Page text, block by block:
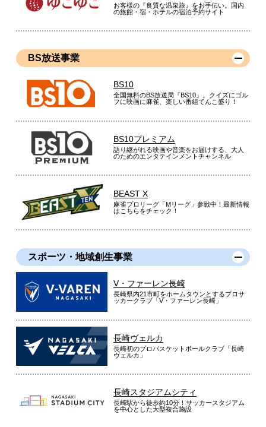
お客様の『良質な温泉旅』をお手伝い。国内
の旅館・宿・ホテルの宿泊予約サイト
BS放送事業
BS10
全国無料のBS放送局『BS10』。クイズにゴル
フに映画に麻雀、楽しい番組てんこ盛り！
BS10プレミアム
語り継がれる映画や音楽をお届けする、大人
のためのエンタテインメントチャンネル
BEAST X
麻雀プロリーグ「Mリーグ」参戦中！最新情報
はこちらをチェック！
スポーツ・地域創生事業
V・ファーレン長崎
長崎県内21市町をホームタウンとするプロサ
ッカークラブ「V・ファーレン長崎」
長崎ヴェルカ
長崎初のプロバスケットボールクラブ「長崎
ヴェルカ」
長崎スタジアムシティ
長崎駅から徒歩約10分！サッカースタジアム
を中心とした大型複合施設